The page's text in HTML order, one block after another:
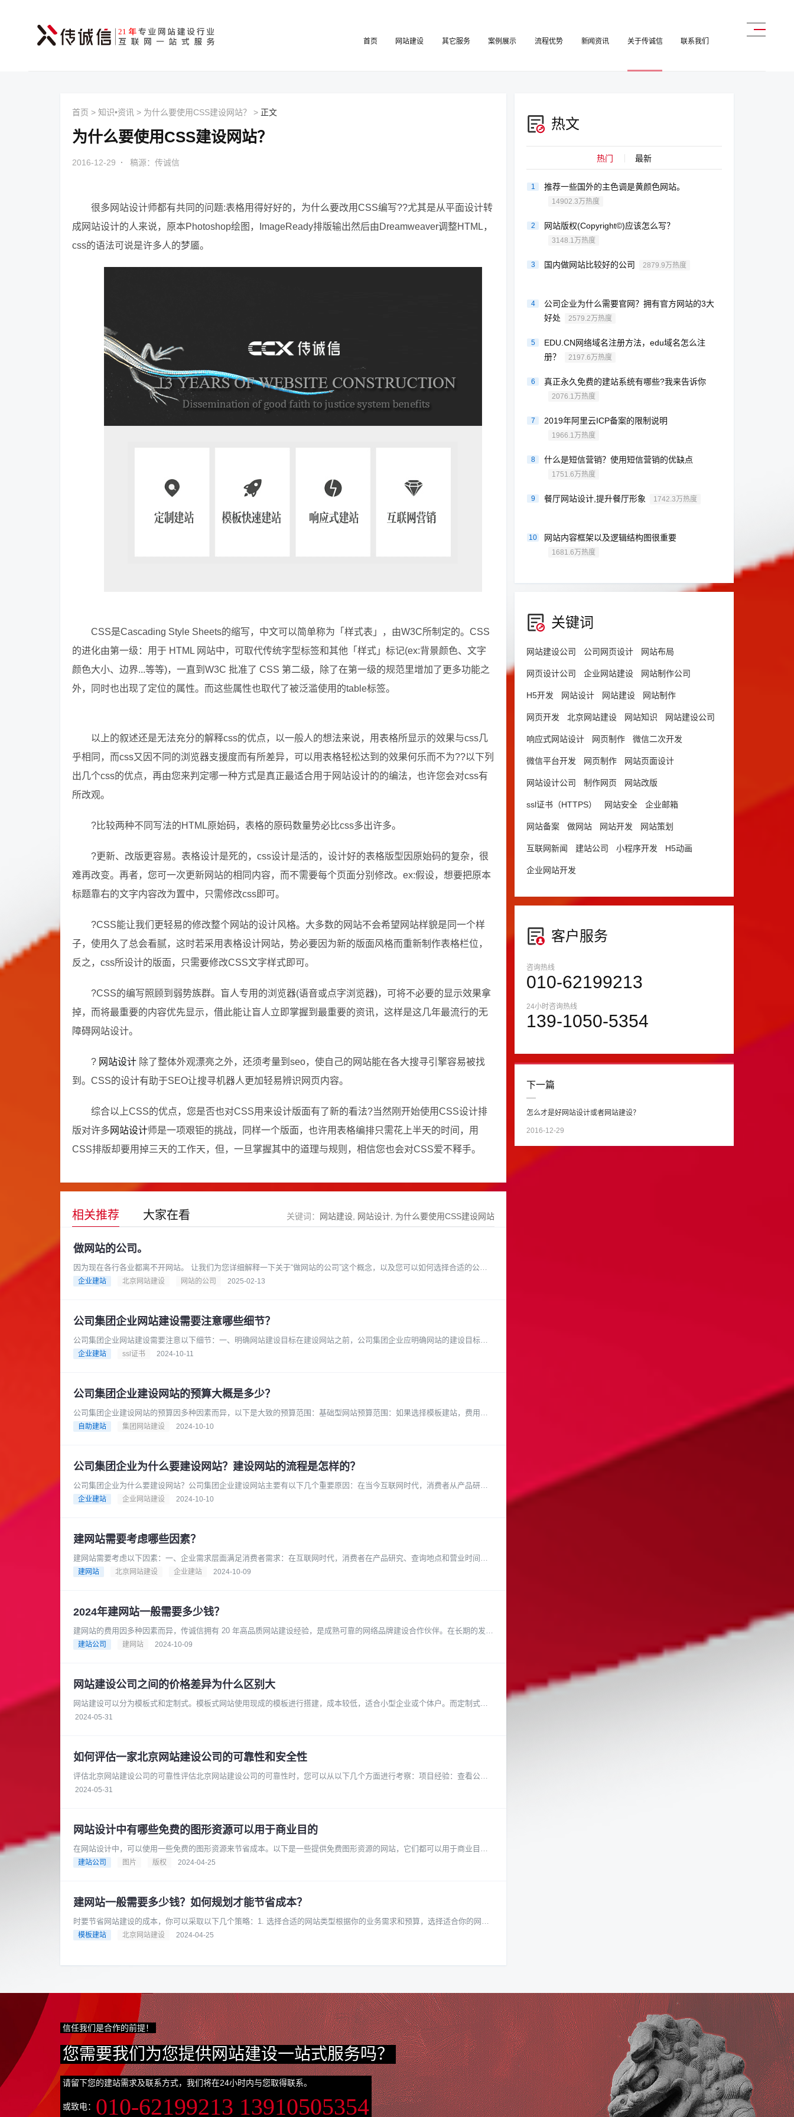
首页 网站建设 其它服务 案例展示 流程优势 新闻资讯 关于传诚信 联系我们
首页 > 知识•资讯 > 为什么要使用CSS建设网站？ > 正文
为什么要使用CSS建设网站？
2016-12-29 · 稿源：传诚信
很多网站设计师都有共同的问题:表格用得好好的，为什么要改用CSS编写??尤其是从平面设计转
成网站设计的人来说，原本Photoshop绘图，ImageReady排版输出然后由Dreamweaver调整HTML，
css的语法可说是许多人的梦靥。
CSS是Cascading Style Sheets的缩写，中文可以简单称为「样式表」，由W3C所制定的。CSS
的进化由第一级：用于 HTML 网站中，可取代传统字型标签和其他「样式」标记(ex:背景颜色、文字
颜色大小、边界...等等)，一直到W3C 批准了 CSS 第二级，除了在第一级的规范里增加了更多功能之
外，同时也出现了定位的属性。而这些属性也取代了被泛滥使用的table标签。
以上的叙述还是无法充分的解释css的优点，以一般人的想法来说，用表格所显示的效果与css几
乎相同，而css又因不同的浏览器支援度而有所差异，可以用表格轻松达到的效果何乐而不为??以下列
出几个css的优点，再由您来判定哪一种方式是真正最适合用于网站设计的的编法，也许您会对css有
所改观。
?比较两种不同写法的HTML原始码，表格的原码数量势必比css多出许多。
?更新、改版更容易。表格设计是死的，css设计是活的，设计好的表格版型因原始码的复杂，很
难再改变。再者，您可一次更新网站的相同内容，而不需要每个页面分别修改。ex:假设，想要把原本
标题靠右的文字内容改为置中，只需修改css即可。
?CSS能让我们更轻易的修改整个网站的设计风格。大多数的网站不会希望网站样貌是同一个样
子，使用久了总会看腻，这时若采用表格设计网站，势必要因为新的版面风格而重新制作表格栏位，
反之，css所设计的版面，只需要修改CSS文字样式即可。
?CSS的编写照顾到弱势族群。盲人专用的浏览器(语音或点字浏览器)，可将不必要的显示效果拿
掉，而将最重要的内容优先显示，借此能让盲人立即掌握到最重要的资讯，这样是这几年最流行的无
障碍网站设计。
? 网站设计 除了整体外观漂亮之外，还须考量到seo，使自己的网站能在各大搜寻引擎容易被找
到。CSS的设计有助于SEO让搜寻机器人更加轻易辨识网页内容。
综合以上CSS的优点，您是否也对CSS用来设计版面有了新的看法?当然刚开始使用CSS设计排
版对许多 网站设计师是一项艰钜的挑战，同样一个版面，也许用表格编排只需花上半天的时间，用
CSS排版却要用掉三天的工作天，但，一旦掌握其中的道理与规则，相信您也会对CSS爱不释手。
相关推荐 大家在看 关键词： 网站建设 网站设计 为什么要使用CSS建设网站
做网站的公司。
因为现在各行各业都离不开网站。 让我们为您详细解释一下关于“做网站的公司”这个概念，以及您可以如何选择合适的公司
来帮您搭建网站。做网站的公......
企业建站 北京网站建设 网站的公司 2025-02-13
公司集团企业网站建设需要注意哪些细节？
公司集团企业网站建设需要注意以下细节：一、明确网站建设目标在建设网站之前，公司集团企业应明确网站的建设目标。
例如，是为了提升企业形象、拓展市......
企业建站 ssl证书 2024-10-11
公司集团企业建设网站的预算大概是多少？
公司集团企业建设网站的预算因多种因素而异，以下是大致的预算范围：基础型网站预算范围：如果选择模板建站，费用可
能在数千元到 1 万元左右。一些......
自助建站 集团网站建设 2024-10-10
公司集团企业为什么要建设网站？建设网站的流程是怎样的？
公司集团企业为什么要建设网站？公司集团企业建设网站主要有以下几个重要原因：在当今互联网时代，消费者从产品研究
到查询地点和营业时间等各个方面都......
企业建站 企业网站建设 2024-10-10
建网站需要考虑哪些因素？
建网站需要考虑以下因素：一、企业需求层面满足消费者需求：在互联网时代，消费者在产品研究、查询地点和营业时间等
方面都依赖互联网，因此企业需要一......
建网站 北京网站建设 企业建站 2024-10-09
2024年建网站一般需要多少钱？
建网站的费用因多种因素而异，传诚信拥有 20 年高品质网站建设经验，是成熟可靠的网络品牌建设合作伙伴。在长期的发展
过程中，积累了丰富的专业知......
建站公司 建网站 2024-10-09
网站建设公司之间的价格差异为什么区别大
网站建设可以分为模板式和定制式。模板式网站使用现成的模板进行搭建，成本较低，适合小型企业或个体户。而定制式网
站则需要根据客户的具体需求进行开......
2024-05-31
如何评估一家北京网站建设公司的可靠性和安全性
评估北京网站建设公司的可靠性评估北京网站建设公司的可靠性时，您可以从以下几个方面进行考察：项目经验：查看公司
的官方网站或参考案例，了解它们过......
2024-05-31
网站设计中有哪些免费的图形资源可以用于商业目的
在网站设计中，可以使用一些免费的图形资源来节省成本。以下是一些提供免费图形资源的网站，它们都可以用于商业目
的：Pixabay: Pixaba......
建站公司 图片 版权 2024-04-25
建网站一般需要多少钱？如何规划才能节省成本？
时要节省网站建设的成本，你可以采取以下几个策略：1. 选择合适的网站类型根据你的业务需求和预算，选择适合你的网站
类型。例如，如果你的业务相对......
模板建站 北京网站建设 2024-04-25
热文
热门 最新
1 推荐一些国外的主色调是黄颜色网站。
14902.3万热度
2 网站版权(Copyright©)应该怎么写？
3148.1万热度
3 国内做网站比较好的公司 2879.9万热度
4
公司企业为什么需要官网？拥有官方网站的3大
好处
2579.2万热度
5
EDU.CN网络域名注册方法，edu域名怎么注
册？
2197.6万热度
6 真正永久免费的建站系统有哪些?我来告诉你
2076.1万热度
7 2019年阿里云ICP备案的限制说明
1966.1万热度
8 什么是短信营销？使用短信营销的优缺点
1751.6万热度
9 餐厅网站设计,提升餐厅形象 1742.3万热度
10 网站内容框架以及逻辑结构图很重要
1681.6万热度
关键词
网站建设公司 公司网页设计 网站布局
网页设计公司 企业网站建设 网站制作公司
H5开发 网站设计 网站建设 网站制作
网页开发 北京网站建设 网站知识 网站建设公司
响应式网站设计 网页制作 微信二次开发
微信平台开发 网页制作 网站页面设计
网站设计公司 制作网页 网站改版
ssl证书（HTTPS） 网站安全 企业邮箱
网站备案 做网站 网站开发 网站策划
互联网新闻 建站公司 小程序开发 H5动画
企业网站开发
客户服务
咨询热线
010-62199213
24小时咨询热线
139-1050-5354
下一篇
怎么才是好网站设计或者网站建设？
2016-12-29
信任我们是合作的前提！
您需要我们为您提供网站建设一站式服务吗？
请留下您的建站需求及联系方式，我们将在24小时内与您取得联系。
或致电： 010-62199213 13910505354